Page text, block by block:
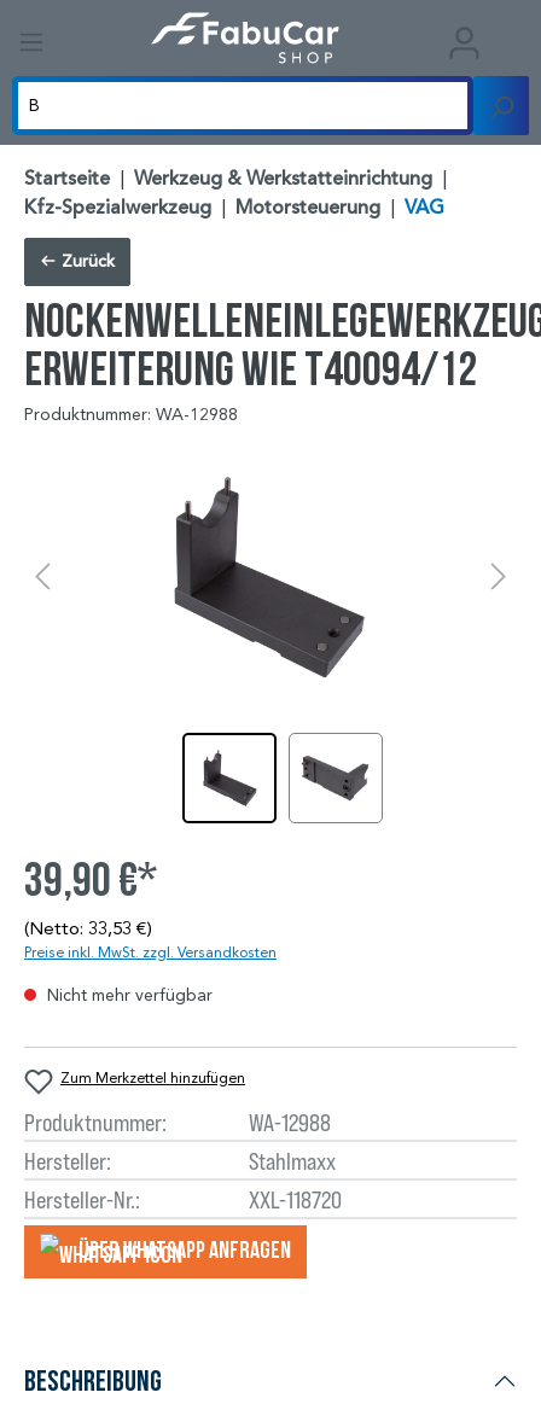
Startseite | Werkzeug & Werkstatteinrichtung |
Kfz-Spezialwerkzeug | Motorsteuerung | VAG
Zurück
Erweiterung wie T40094/12
Produktnummer: WA-12988
39,90 €*
(Netto: 33,53 €)
Preise inkl. MwSt. zzgl. Versandkosten
Nicht mehr verfügbar
Zum Merkzettel hinzufügen
Produktnummer:
WA-12988
Hersteller:
Stahlmaxx
Hersteller-Nr.:
XXL-118720
Über WhatsApp anfragеn
Beschreibung